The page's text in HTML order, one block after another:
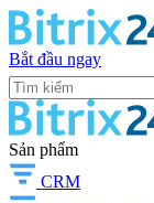
Bắt đầu ngay
Sản phẩm
CRM